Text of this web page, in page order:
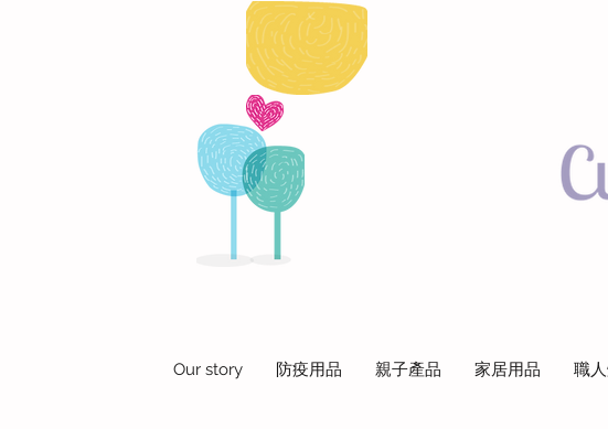
Our story 防疫用品 親子產品 家居用品 職